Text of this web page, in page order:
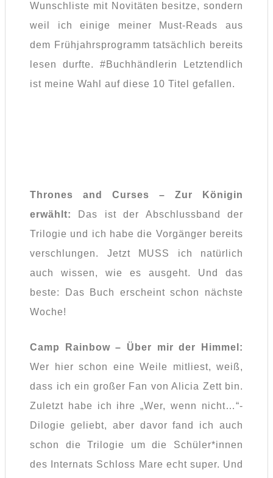
Wunschliste mit Novitäten besitze, sondern
weil ich einige meiner Must-Reads aus
dem Frühjahrsprogramm tatsächlich bereits
lesen durfte. #Buchhändlerin Letztendlich
ist meine Wahl auf diese 10 Titel gefallen.
Thrones and Curses – Zur Königin
erwählt:
Das ist der Abschlussband der
Trilogie und ich habe die Vorgänger bereits
verschlungen. Jetzt MUSS ich natürlich
auch wissen, wie es ausgeht. Und das
beste: Das Buch erscheint schon nächste
Woche!
Camp Rainbow – Über mir der Himmel:
Wer hier schon eine Weile mitliest, weiß,
dass ich ein großer Fan von Alicia Zett bin.
Zuletzt habe ich ihre „Wer, wenn nicht…“-
Dilogie geliebt, aber davor fand ich auch
schon die Trilogie um die Schüler*innen
des Internats Schloss Mare echt super. Und